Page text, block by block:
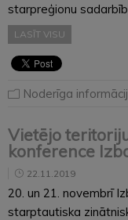
starpreģionu
LASĪT VISU
Noderīga
Vietējo
konference
22.11.2019
20. un 21. novembrī
starptautiska